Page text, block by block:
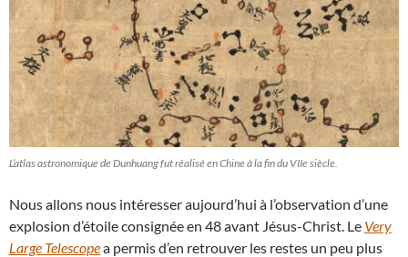
L’atlas astronomique de Dunhuang fut réalisé en Chine à la fin du VIIe siècle.
Nous allons nous intéresser aujourd’hui à l’observation d’une
explosion d’étoile consignée en 48 avant Jésus-Christ. Le Very
Large Telescopea permis d’en retrouver les restes un peu plus